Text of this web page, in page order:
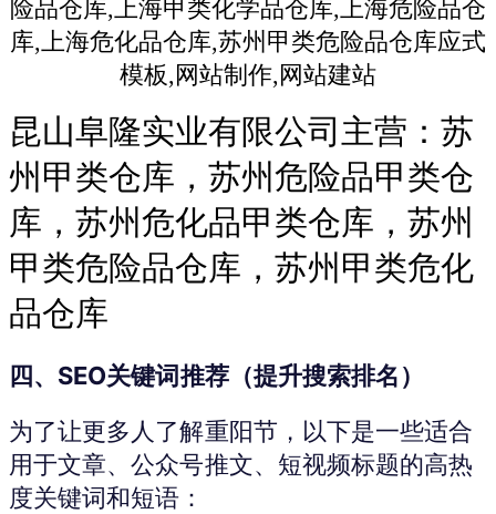
昆山阜隆实业有限公司主营：苏
州甲类仓库，苏州危险品甲类仓
库，苏州危化品甲类仓库，苏州
甲类危险品仓库，苏州甲类危化
品仓库
四、SEO关键词推荐（提升搜索排名）
为了让更多人了解重阳节，以下是一些适合
用于文章、公众号推文、短视频标题的高热
度关键词和短语：